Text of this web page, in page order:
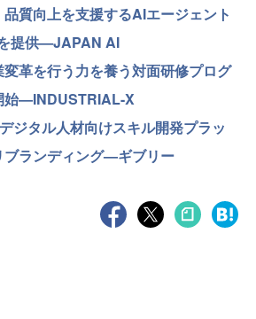
質向上を支援するAIエージェント
提供—JAPAN AI
革を行う力を養う対面研修プログ
始—INDUSTRIAL-X
ジタル人材向けスキル開発プラッ
ブランディング—ギブリー